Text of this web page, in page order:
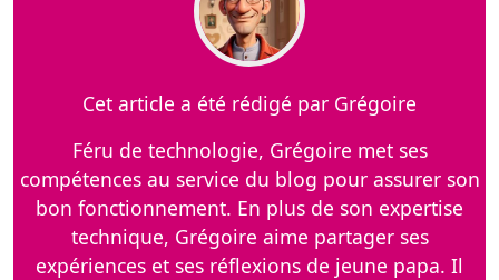
Cet article a été rédigé par Grégoire
Féru de technologie, Grégoire met ses
compétences au service du blog pour assurer son
bon fonctionnement. En plus de son expertise
technique, Grégoire aime partager ses
expériences et ses réflexions de jeune papa. Il